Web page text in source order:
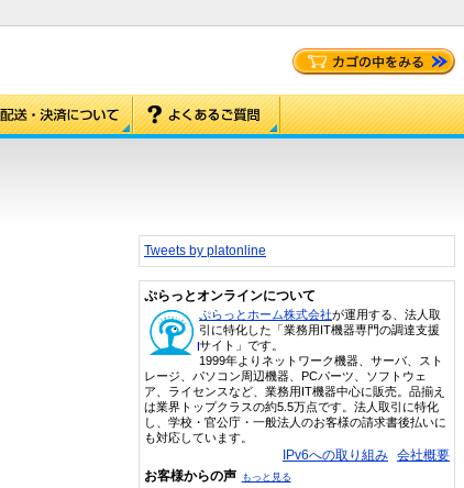
Tweets by platonline
ぷらっとオンラインについて
ぷらっとホーム株式会社が運用する、法人取
引に特化した「業務用IT機器専門の調達支援
サイト」です。
1999年よりネットワーク機器、サーバ、スト
レージ、パソコン周辺機器、PCパーツ、ソフトウェ
ア、ライセンスなど、業務用IT機器中心に販売。品揃え
は業界トップクラスの約5.5万点です。法人取引に特化
し、学校・官公庁・一般法人のお客様の請求書後払いに
も対応しています。
IPv6への取り組み 会社概要
お客様からの声 もっと見る